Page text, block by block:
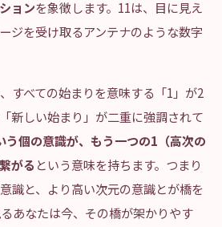
ョンを象徴します。11は、目に見え
ジを受け取るアンテナのような数字
すべての始まりを意味する「1」が2
新しい始まり」が二重に強調されて
う個の意識が、もう一つの1（高次の
がる という意味を持ちます。つまり
識と、より高い次元の意識とが橋を
あなたは今、その橋が架かりやす